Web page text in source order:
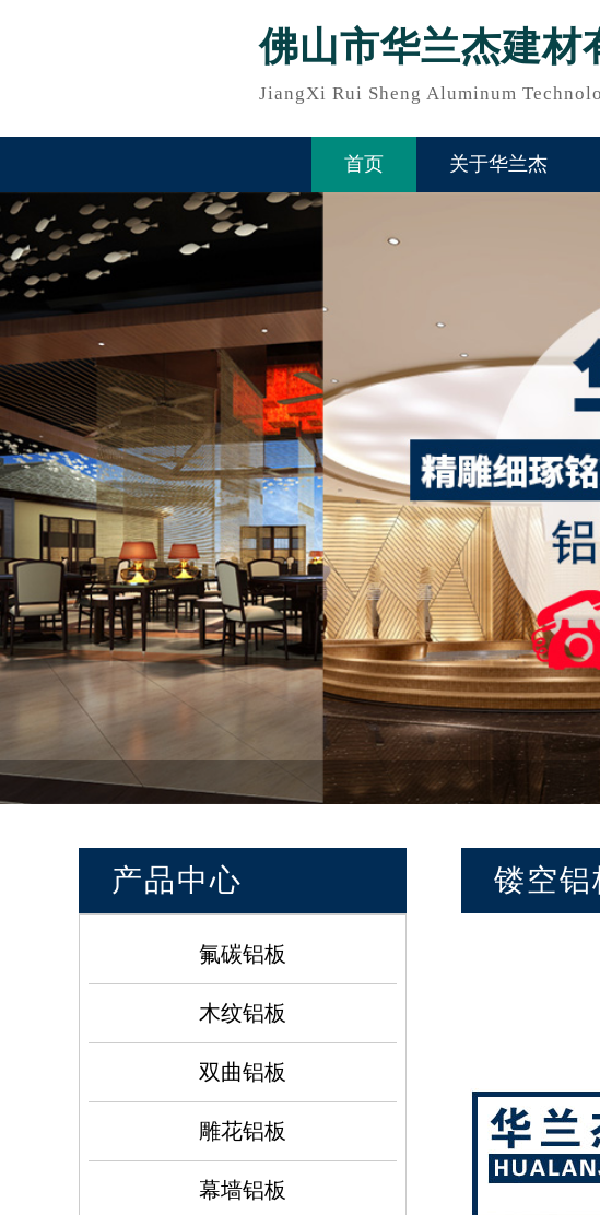
佛山市华兰杰建材
JiangXi Rui Sheng Aluminum
首页 关于华兰杰
产品中心
氟碳铝板
木纹铝板
双曲铝板
雕花铝板
幕墙铝板
镂空铝